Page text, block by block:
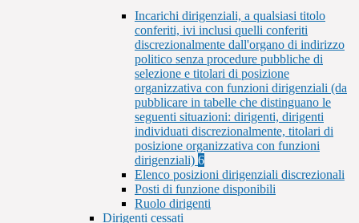
Incarichi dirigenziali, a qualsiasi titolo
conferiti, ivi inclusi quelli conferiti
discrezionalmente dall'organo di indirizzo
politico senza procedure pubbliche di
selezione e titolari di posizione
organizzativa con funzioni dirigenziali (da
pubblicare in tabelle che distinguano le
seguenti situazioni: dirigenti, dirigenti
individuati discrezionalmente, titolari di
posizione organizzativa con funzioni
dirigenziali) 6
Elenco posizioni dirigenziali discrezionali
Posti di funzione disponibili
Ruolo dirigenti
Dirigenti cessati